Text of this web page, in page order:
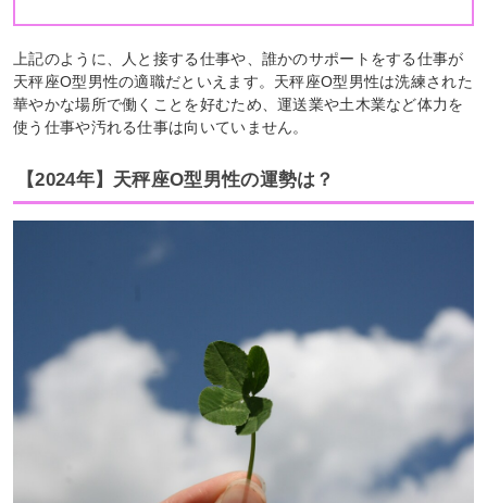
上記のように、人と接する仕事や、誰かのサポートをする仕事が
天秤座O型男性の適職だといえます。天秤座O型男性は洗練された
華やかな場所で働くことを好むため、運送業や土木業など体力を
使う仕事や汚れる仕事は向いていません。
【2024年】天秤座O型男性の運勢は？